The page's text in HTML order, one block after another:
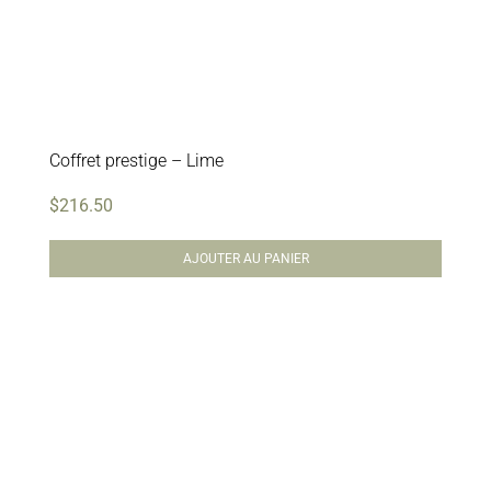
Coffret prestige – Lime
$216.50
AJOUTER AU PANIER